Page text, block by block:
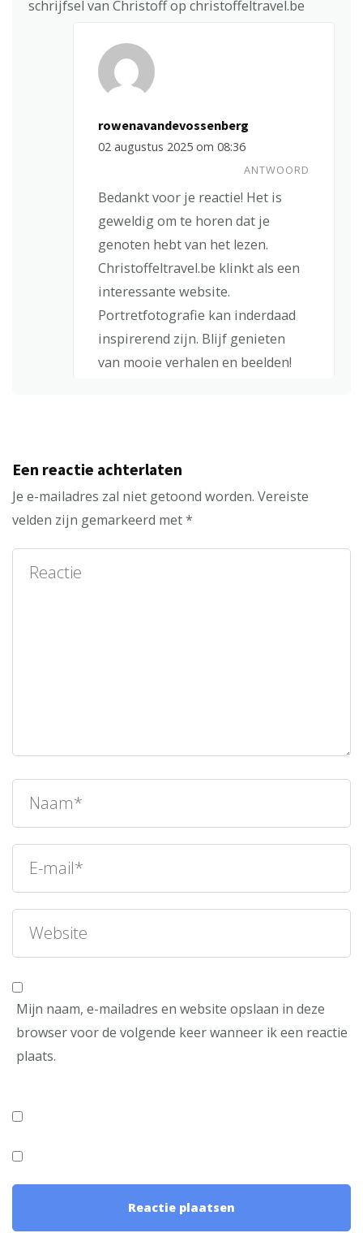
schrijfsel van Christoff op christoffeltravel.be
rowenavandevossenberg
02 augustus 2025 om 08:36
ANTWOORD
Bedankt voor je reactie! Het is
geweldig om te horen dat je
genoten hebt van het lezen.
Christoffeltravel.be klinkt als een
interessante website.
Portretfotografie kan inderdaad
inspirerend zijn. Blijf genieten
van mooie verhalen en beelden!
Een reactie achterlaten
Je e-mailadres zal niet getoond worden. Vereiste
velden zijn gemarkeerd met*
Mijn naam, e-mailadres en website opslaan in deze
browser voor de volgende keer wanneer ik een reactie
plaats.